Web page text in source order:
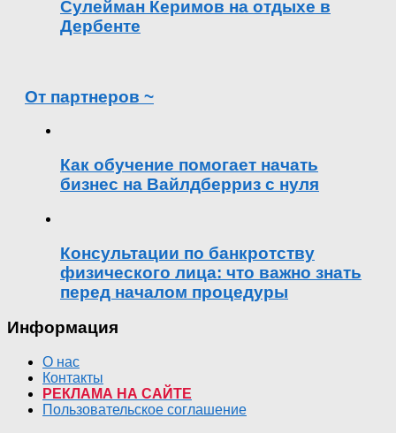
Сулейман Керимов на отдыхе в
Дербенте
От партнеров ~
Как обучение помогает начать
бизнес на Вайлдберриз с нуля
Консультации по банкротству
физического лица: что важно знать
перед началом процедуры
Информация
О нас
Контакты
РЕКЛАМА НА САЙТЕ
Пользовательское соглашение